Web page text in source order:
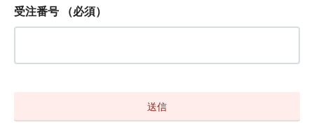
受注番号 （必須）